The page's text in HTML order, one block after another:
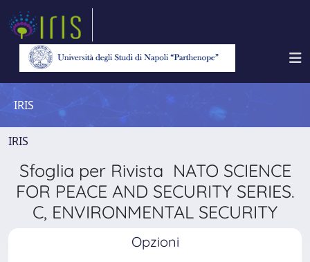
IRIS
IRIS
Sfoglia per Rivista NATO SCIENCE
FOR PEACE AND SECURITY SERIES.
C, ENVIRONMENTAL SECURITY
Opzioni